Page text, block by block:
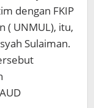
dengan FKIP
( UNMUL), itu,
Sulaiman.